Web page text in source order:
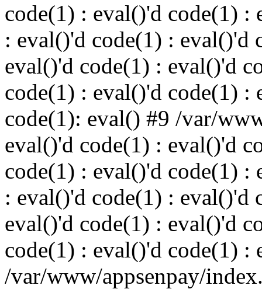
code(1) : eval()'d code(1) :
: eval()'d code(1) : eval()'d
eval()'d code(1) : eval()'d
code(1) : eval()'d code(1) :
code(1): eval() #9 /var/
eval()'d code(1) : eval()'d
code(1) : eval()'d code(1) :
: eval()'d code(1) : eval()'d
eval()'d code(1) : eval()'d
code(1) : eval()'d code(1) :
/var/www/appsenpay/